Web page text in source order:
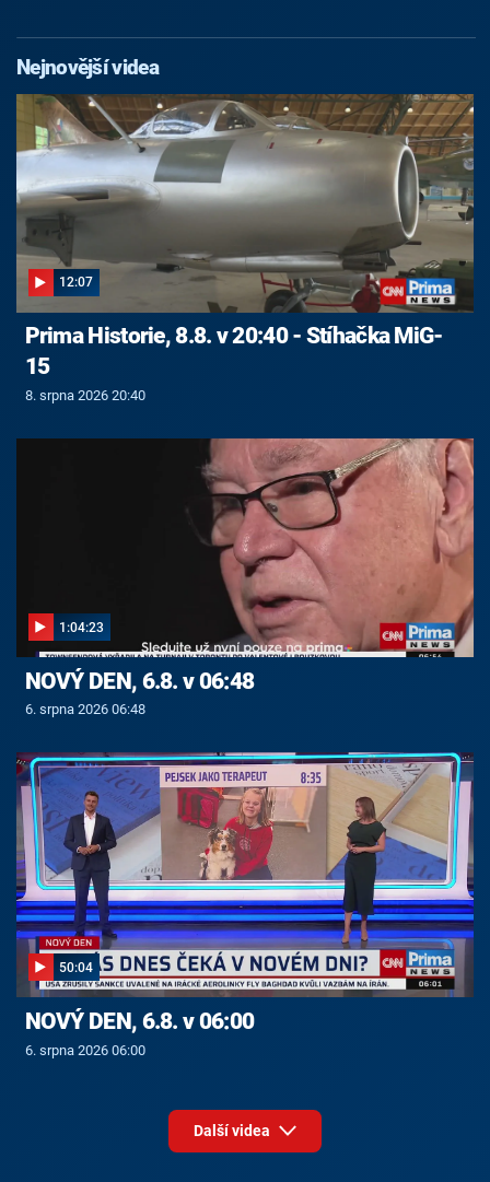
Nejnovější videa
12:07
Prima Historie, 8.8. v 20:40 - Stíhačka MiG-
15
8. srpna 2026 20:40
1:04:23
NOVÝ DEN, 6.8. v 06:48
6. srpna 2026 06:48
50:04
NOVÝ DEN, 6.8. v 06:00
6. srpna 2026 06:00
Další videa